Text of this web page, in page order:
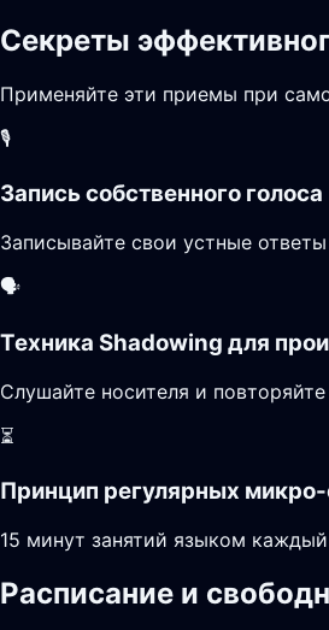
Секреты
Применяйте эти приемы при
🎙️
Запись собственного голоса
Записывайте свои устные
🗣️
Техника Shadowing для
Слушайте носителя и
⏳
Принцип регулярных
15 минут занятий языком
Расписание и